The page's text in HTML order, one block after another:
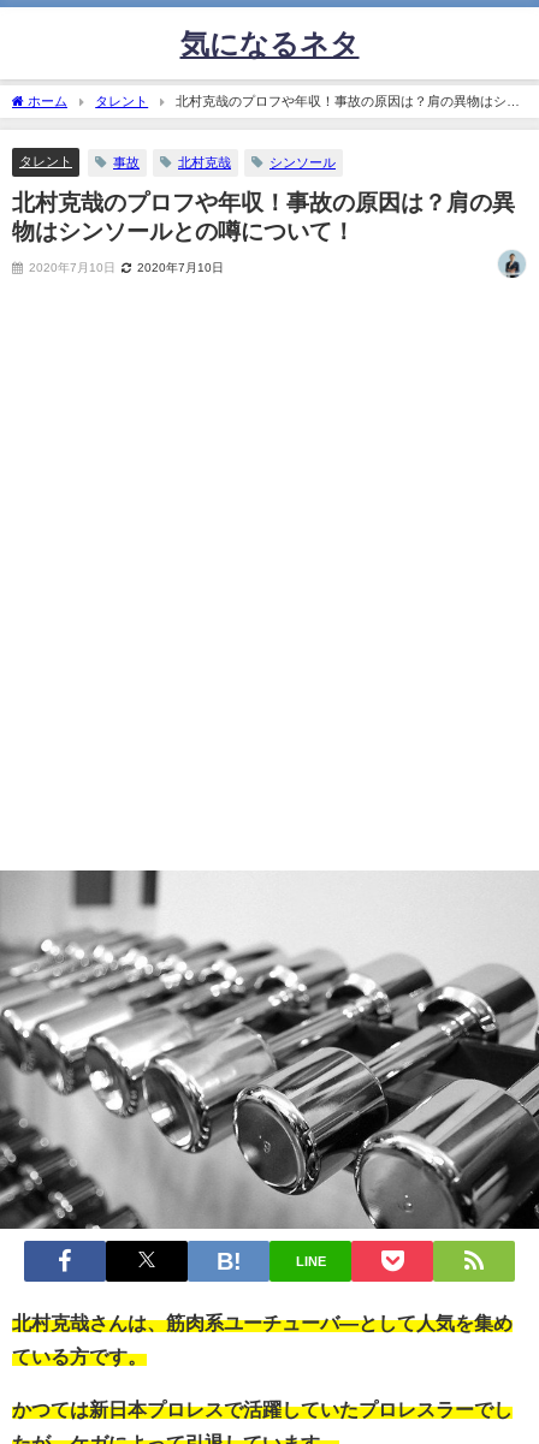
気になるネタ
ホーム タレント
北村克哉のプロフや年収！事故の原因は？肩の異物はシン
ソールとの噂について！
タレント 事故 北村克哉 シンソール
北村克哉のプロフや年収！事故の原因は？肩の異
物はシンソールとの噂について！
2020年7月10日 2020年7月10日
LINE
北村克哉さんは、筋肉系ユーチューバ―として人気を集め
ている方です。
かつては新日本プロレスで活躍していたプロレスラーでし